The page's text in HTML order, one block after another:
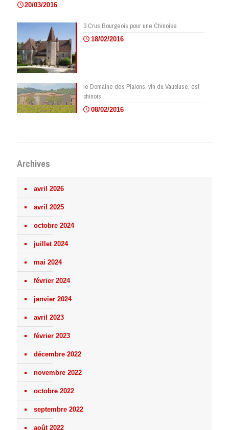
20/03/2016
3 Crus Bourgeois pour une Chinoise
18/02/2016
le Domaine des Pialons, vin du Vaucluse, est
chinois
08/02/2016
Archives
avril 2026
avril 2025
octobre 2024
juillet 2024
mai 2024
février 2024
janvier 2024
avril 2023
février 2023
décembre 2022
novembre 2022
octobre 2022
septembre 2022
août 2022